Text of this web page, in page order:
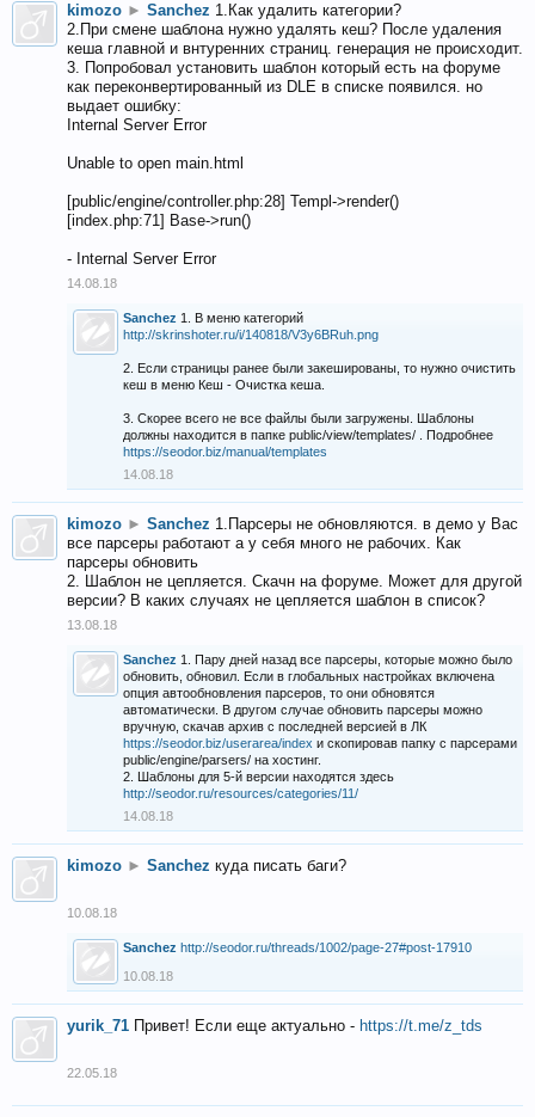
kimozo ► Sanchez 1.Как удалить категории?
2.При смене шаблона нужно удалять кеш? После удаления
кеша главной и внтуренних страниц. генерация не происходит.
3. Попробовал установить шаблон который есть на форуме
как переконвертированный из DLE в списке появился. но
выдает ошибку:
Internal Server Error
Unable to open main.html
[public/engine/controller.php:28] Templ->render()
[index.php:71] Base->run()
- Internal Server Error
14.08.18
Sanchez 1. В меню категорий
http://skrinshoter.ru/i/140818/V3y6BRuh.png
2. Если страницы ранее были закешированы, то нужно очистить
кеш в меню Кеш - Очистка кеша.
3. Скорее всего не все файлы были загружены. Шаблоны
должны находится в папке public/view/templates/ . Подробнее
https://seodor.biz/manual/templates
14.08.18
kimozo ► Sanchez 1.Парсеры не обновляются. в демо у Вас
все парсеры работают а у себя много не рабочих. Как
парсеры обновить
2. Шаблон не цепляется. Скачн на форуме. Может для другой
версии? В каких случаях не цепляется шаблон в список?
13.08.18
Sanchez 1. Пару дней назад все парсеры, которые можно было
обновить, обновил. Если в глобальных настройках включена
опция автообновления парсеров, то они обновятся
автоматически. В другом случае обновить парсеры можно
вручную, скачав архив с последней версией в ЛК
https://seodor.biz/userarea/index и скопировав папку с парсерами
public/engine/parsers/ на хостинг.
2. Шаблоны для 5-й версии находятся здесь
http://seodor.ru/resources/categories/11/
14.08.18
kimozo ► Sanchez куда писать баги?
10.08.18
Sanchez http://seodor.ru/threads/1002/page-27#post-17910
10.08.18
yurik_71 Привет! Если еще актуально - https://t.me/z_tds
22.05.18